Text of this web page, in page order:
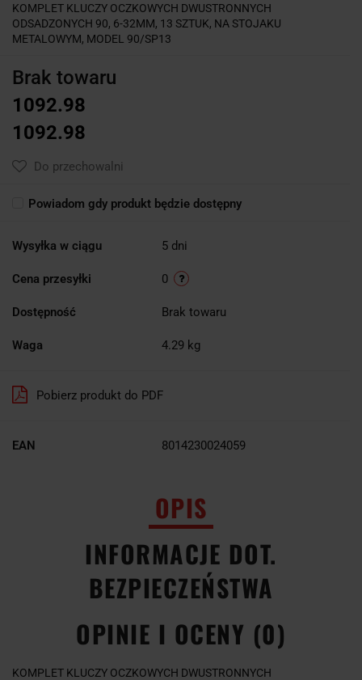
KOMPLET KLUCZY OCZKOWYCH DWUSTRONNYCH
ODSADZONYCH 90, 6-32MM, 13 SZTUK, NA STOJAKU
METALOWYM, MODEL 90/SP13
Brak towaru
1092.98
1092.98
Do przechowalni
Powiadom gdy produkt będzie dostępny
Wysyłka w ciągu 5 dni
Cena przesyłki 0
Dostępność Brak towaru
Waga 4.29 kg
Pobierz produkt do PDF
EAN 8014230024059
OPIS
INFORMACJE DOT.
BEZPIECZEŃSTWA
OPINIE I OCENY (0)
KOMPLET KLUCZY OCZKOWYCH DWUSTRONNYCH